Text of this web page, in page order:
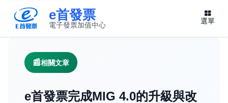
e首發票
電子發票加值中心 選單
相關文章
e首發票完成MIG 4.0的升級與改